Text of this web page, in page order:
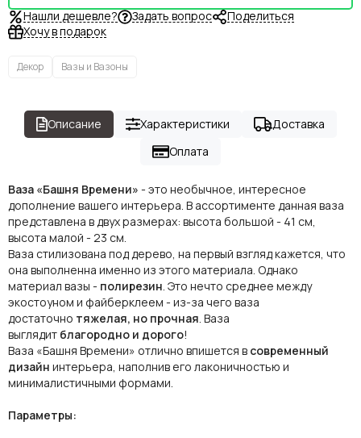
Нашли дешевле? Задать вопрос
Поделиться
Хочу в подарок
Декор Вазы и Вазоны
Описание Характеристики
Доставка
Оплата
Ваза «Башня Времени» - это необычное, интересное
дополнение вашего интерьера. В ассортименте данная ваза
представлена в двух размерах: высота большой - 41 см,
высота малой - 23 см.
Ваза стилизована под дерево, на первый взгляд кажется, что
она выполненна именно из этого материала. Однако
материал вазы - полирезин. Это нечто среднее между
экостоуном и файберклеем - из-за чего ваза
достаточно тяжелая, но прочная. Ваза
выглядит благородно и дорого!
Ваза «Башня Времени» отлично впишется в современный
дизайн интерьера, наполнив его лаконичностью и
минималистичными формами.
Параметры: